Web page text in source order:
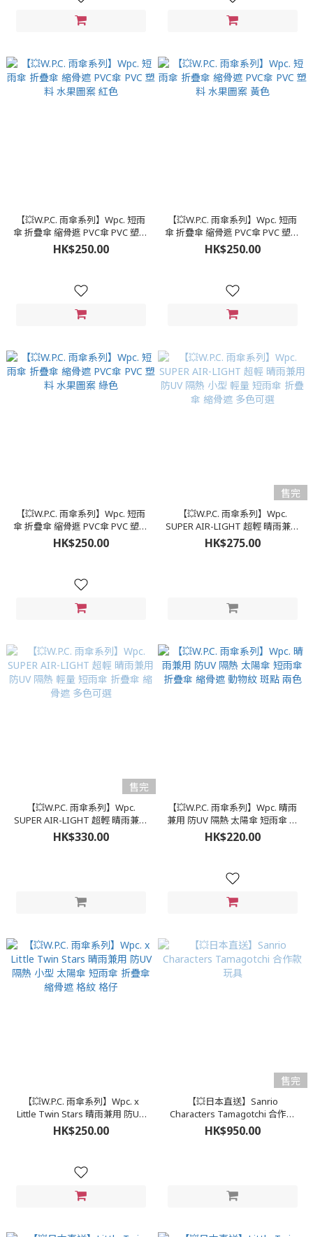
【💥W.P.C. 雨傘系列】Wpc. 短雨
傘 折疊傘 縮骨遮 PVC傘 PVC 塑料
水果圖案 紅色
HK$250.00
【💥W.P.C. 雨傘系列】Wpc. 短雨
傘 折疊傘 縮骨遮 PVC傘 PVC 塑料
水果圖案 黃色
HK$250.00
【💥W.P.C. 雨傘系列】Wpc. 短雨
傘 折疊傘 縮骨遮 PVC傘 PVC 塑料
水果圖案 綠色
HK$250.00
售完
【💥W.P.C. 雨傘系列】Wpc.
SUPER AIR-LIGHT 超輕 晴雨兼用
防UV 隔熱 小型 輕量 短雨傘 折疊
傘 縮骨遮 多色可選
HK$275.00
售完
【💥W.P.C. 雨傘系列】Wpc.
SUPER AIR-LIGHT 超輕 晴雨兼用
防UV 隔熱 輕量 短雨傘 折疊傘 縮
骨遮 多色可選
HK$330.00
【💥W.P.C. 雨傘系列】Wpc. 晴雨
兼用 防UV 隔熱 太陽傘 短雨傘 折
疊傘 縮骨遮 動物紋 斑點 兩色
HK$220.00
【💥W.P.C. 雨傘系列】Wpc. x
Little Twin Stars 晴雨兼用 防UV
隔熱 小型 太陽傘 短雨傘 折疊傘
縮骨遮 格紋 格仔
HK$250.00
售完
【💥日本直送】Sanrio
Characters Tamagotchi 合作款
玩具
HK$950.00